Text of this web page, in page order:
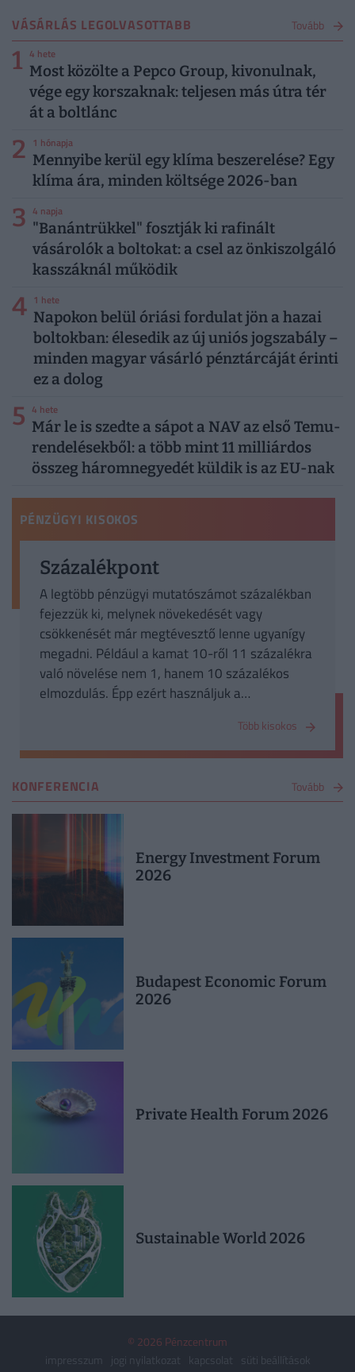
VÁSÁRLÁS LEGOLVASOTTABB Tovább
1 4 hete
Most közölte a Pepco Group, kivonulnak,
vége egy korszaknak: teljesen más útra tér
át a boltlánc
2 1 hónapja
Mennyibe kerül egy klíma beszerelése? Egy
klíma ára, minden költsége 2026-ban
3 4 napja
"Banántrükkel" fosztják ki rafinált
vásárolók a boltokat: a csel az önkiszolgáló
kasszáknál működik
4 1 hete
Napokon belül óriási fordulat jön a hazai
boltokban: élesedik az új uniós jogszabály –
minden magyar vásárló pénztárcáját érinti
ez a dolog
5 4 hete
Már le is szedte a sápot a NAV az első Temu-
rendelésekből: a több mint 11 milliárdos
összeg háromnegyedét küldik is az EU-nak
PÉNZÜGYI KISOKOS
Százalékpont
A legtöbb pénzügyi mutatószámot százalékban
fejezzük ki, melynek növekedését vagy
csökkenését már megtévesztő lenne ugyanígy
megadni. Például a kamat 10-ről 11 százalékra
való növelése nem 1, hanem 10 százalékos
elmozdulás. Épp ezért használjuk a
Százalékpont az egész értékű növekedést vagy
csökkenést adja meg, míg a bázispont ennek
Több kisokos
KONFERENCIA Tovább
Energy Investment Forum
2026
Budapest Economic Forum
2026
Private Health Forum 2026
Sustainable World 2026
© 2026 Pénzcentrum
impresszum
jogi nyilatkozat kapcsolat
süti beállítások